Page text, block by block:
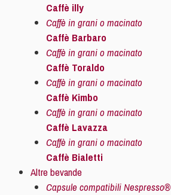
Caffè illy
Caffè in grani o macinato
Caffè Barbaro
Caffè in grani o macinato
Caffè Toraldo
Caffè in grani o macinato
Caffè Kimbo
Caffè in grani o macinato
Caffè Lavazza
Caffè in grani o macinato
Caffè Bialetti
Altre bevande
Capsule compatibili Nespresso®